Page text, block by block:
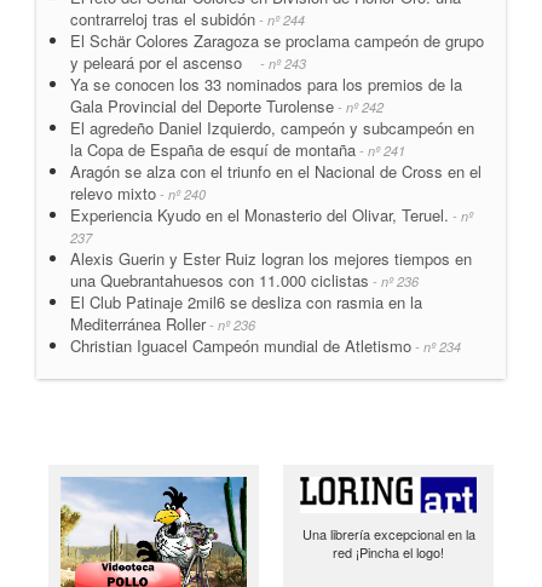
contrarreloj tras el subidón - nº 244
El Schär Colores Zaragoza se proclama campeón de grupo
y peleará por el ascenso
- nº 243
Ya se conocen los 33 nominados para los premios de la
Gala Provincial del Deporte Turolense - nº 242
El agredeño Daniel Izquierdo, campeón y subcampeón en
la Copa de España de esquí de montaña - nº 241
Aragón se alza con el triunfo en el Nacional de Cross en el
relevo mixto - nº 240
Experiencia Kyudo en el Monasterio del Olivar, Teruel. - nº
237
Alexis Guerin y Ester Ruiz logran los mejores tiempos en
una Quebrantahuesos con 11.000 ciclistas - nº 236
El Club Patinaje 2mil6 se desliza con rasmia en la
Mediterránea Roller- nº 236
Christian Iguacel Campeón mundial de Atletismo - nº 234
Una librería excepcional en la
red ¡Pincha el logo!